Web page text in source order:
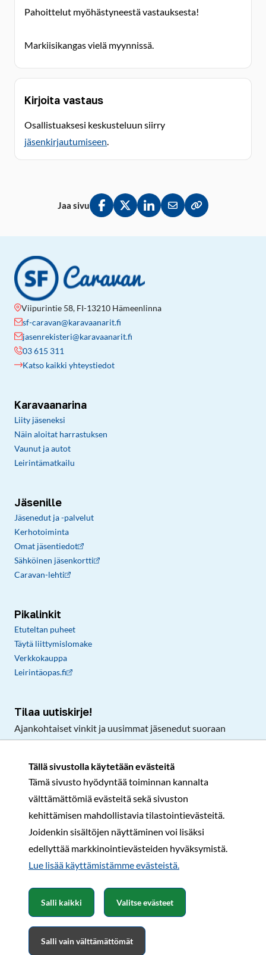
Tällä sivustolla käytetään evästeitä
Tämä sivusto hyödyntää toiminnan kannalta
välttämättömiä evästeitä sekä sivuston
kehittämisen mahdollistavia tilastointievästeitä.
Joidenkin sisältöjen näyttäminen voi lisäksi
edellyttää markkinointievästeiden hyväksymistä.
Lue lisää käyttämistämme evästeistä.​​​​​​
Salli kaikki
Salli vain välttämättömät
Valitse evästeet
Pahoittelut myöhästyneestä vastauksesta!
Markiisikangas vielä myynnissä.
Kirjoita vastaus
Osallistuaksesi keskusteluun siirry
jäsenkirjautumiseen.
Jaa sivu
Jaa Facebookissa
Jaa Twitterissä
Jaa LinkedInissä
Jaa sähköpostitse
Kopioi linkki
Viipurintie 58, FI-13210 Hämeenlinna
sf-caravan@karavaanarit.fi
jasenrekisteri@karavaanarit.fi
03 615 311
Katso kaikki yhteystiedot
Karavaanarina
Liity jäseneksi
Näin aloitat harrastuksen
Vaunut ja autot
Leirintämatkailu
Jäsenille
Jäsenedut ja -palvelut
Kerhotoiminta
Omat jäsentiedot
Sähköinen jäsenkortti
Caravan-lehti
Pikalinkit
Etuteltan puheet
Täytä liittymislomake
Verkkokauppa
Leirintäopas.fi
Tilaa uutiskirje!
Ajankohtaiset vinkit ja uusimmat jäsenedut suoraan
Rekisteri- ja tietosuojaselosteSopimusehdot